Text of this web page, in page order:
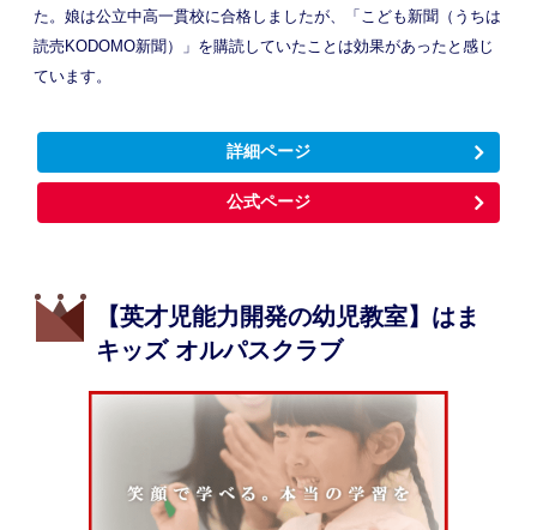
た。娘は公立中高一貫校に合格しましたが、「こども新聞（うちは
読売KODOMO新聞）」を購読していたことは効果があったと感じ
ています。
詳細ページ
公式ページ
【英才児能力開発の幼児教室】はま
キッズ オルパスクラブ